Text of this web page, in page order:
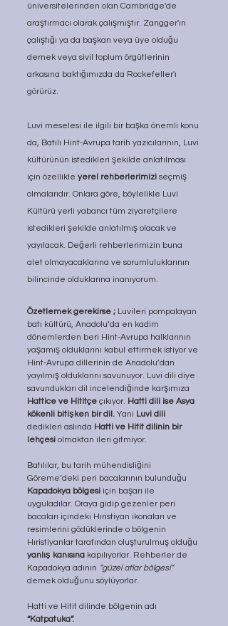
üniversitelerinden olan Cambridge'de
araştırmacı olarak çalışmıştır. Zangger'ın
çalıştığı ya da başkan veya üye olduğu
dernek veya sivil toplum örgütlerinin
arkasına baktığımızda da Rockefeller'ı
görürüz.
Luvi meselesi ile ilgili bir başka önemli konu
da, Batılı Hint-Avrupa tarih yazıcılarının, Luvi
kültürünün istedikleri şekilde anlatılması
için özellikle yerel rehberlerimizi seçmiş
olmalarıdır. Onlara göre, böylelikle Luvi
Kültürü yerli yabancı tüm ziyaretçilere
istedikleri şekilde anlatılmış olacak ve
yayılacak. Değerli rehberlerimizin buna
alet olmayacaklarına ve sorumluluklarının
bilincinde olduklarına inanıyorum.
Özetlemek gerekirse ; Luvileri pompalayan
batı kültürü, Anadolu’da en kadim
dönemlerden beri Hint-Avrupa halklarının
yaşamış olduklarını kabul ettirmek istiyor ve
Hint-Avrupa dillerinin de Anadolu’dan
yayılmış olduklarını savunuyor. Luvi dili diye
savundukları dil incelendiğinde karşımıza
Hattice ve Hititçe çıkıyor. Hatti dili ise Asya
kökenli bitişken bir dil. Yani Luvi dili
dedikleri aslında Hatti ve Hitit dilinin bir
lehçesi olmaktan ileri gitmiyor.
Batılılar, bu tarih mühendisliğini
Göreme’deki peri bacalarının bulunduğu
Kapadokya bölgesi için başarı ile
uyguladılar. Oraya gidip gezenler peri
bacaları içindeki Hıristiyan ikonaları ve
resimlerini gödüklerinde o bölgenin
Hıristiyanlar tarafından oluşturulmuş olduğu
yanlış kanısına kapılıyorlar. Rehberler de
Kapadokya adının “güzel atlar bölgesi”
demek olduğunu söylüyorlar.
Hatti ve Hitit dilinde bölgenin adı
“Katpatuka”.